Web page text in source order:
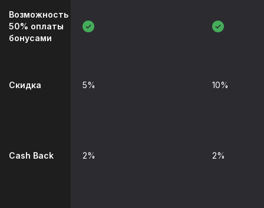
Возможность
50% оплаты
бонусами
Скидка
Cash Back
5% 10%
2% 2%